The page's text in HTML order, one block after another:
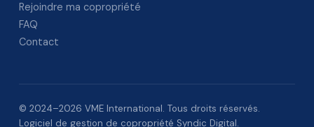
Rejoindre ma copropriété
FAQ
Contact
© 2024–2026 VME International. Tous droits réservés.
Logiciel de gestion de copropriété Syndic Digital.